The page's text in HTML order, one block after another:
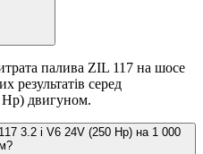
палива ZIL 117 на шосе
результатів серед
Hp) двигуном.
3.2 i V6 24V (250 Hp) на 1 000